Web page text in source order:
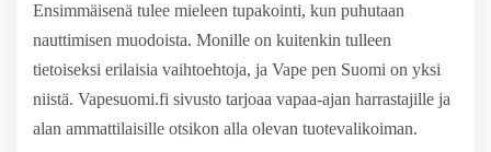
Ensimmäisenä tulee mieleen tupakointi, kun puhutaan
nauttimisen muodoista. Monille on kuitenkin tulleen
tietoiseksi erilaisia vaihtoehtoja, ja Vape pen Suomi on yksi
niistä. Vapesuomi.fi sivusto tarjoaa vapaa-ajan harrastajille ja
alan ammattilaisille otsikon alla olevan tuotevalikoiman.